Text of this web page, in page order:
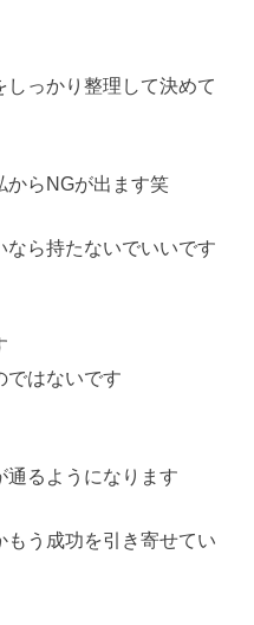
っかり整理して決めて
からNGが出ます笑
ら持たないでいいです
ではないです
通るようになります
う成功を引き寄せてい